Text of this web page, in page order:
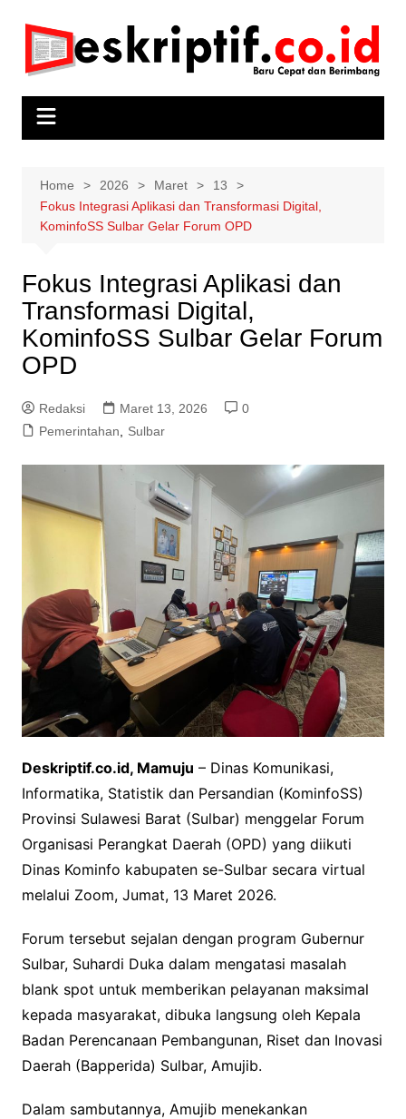
content
Home 2026 Maret
13
Fokus Integrasi Aplikasi dan Transformasi Digital,
KominfoSS Sulbar Gelar Forum OPD
Fokus Integrasi Aplikasi dan
Transformasi Digital,
KominfoSS Sulbar Gelar Forum
OPD
Redaksi Maret 13, 2026
0
Pemerintahan
Sulbar
Deskriptif.co.id, Mamuju – Dinas Komunikasi,
Informatika, Statistik dan Persandian (KominfoSS)
Provinsi Sulawesi Barat (Sulbar) menggelar Forum
Organisasi Perangkat Daerah (OPD) yang diikuti
Dinas Kominfo kabupaten se-Sulbar secara virtual
melalui Zoom, Jumat, 13 Maret 2026.
Forum tersebut sejalan dengan program Gubernur
Sulbar, Suhardi Duka dalam mengatasi masalah
blank spot untuk memberikan pelayanan maksimal
kepada masyarakat, dibuka langsung oleh Kepala
Badan Perencanaan Pembangunan, Riset dan Inovasi
Daerah (Bapperida) Sulbar, Amujib.
Dalam sambutannya, Amujib menekankan